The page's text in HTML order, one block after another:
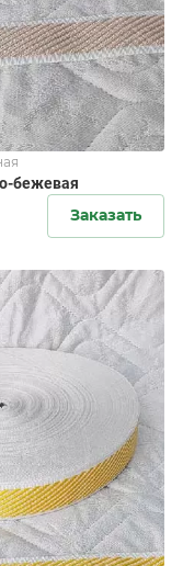
бежевая
Заказать